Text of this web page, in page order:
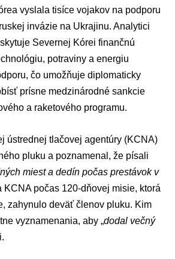
vyslala tisíce vojakov na podporu
invázie na Ukrajinu. Analytici
Severnej Kórei finančnú
potraviny a energiu
čo umožňuje diplomaticky
prísne medzinárodné sankcie
a raketového programu.
ústrednej tlačovej agentúry (KCNA)
pluku a poznamenal, že písali
miest a dedín počas prestávok v
KCNA počas 120-dňovej misie, ktorá
zahynulo deväť členov pluku. Kim
vyznamenania, aby „dodal večný